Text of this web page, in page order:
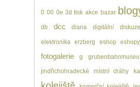
0 00 0e 3d tisk akce bazar
db dcc diana digitální diskuze
elektronika erzberg eshop eshopy
fotogalerie g
jindřichohradecké místní dráhy